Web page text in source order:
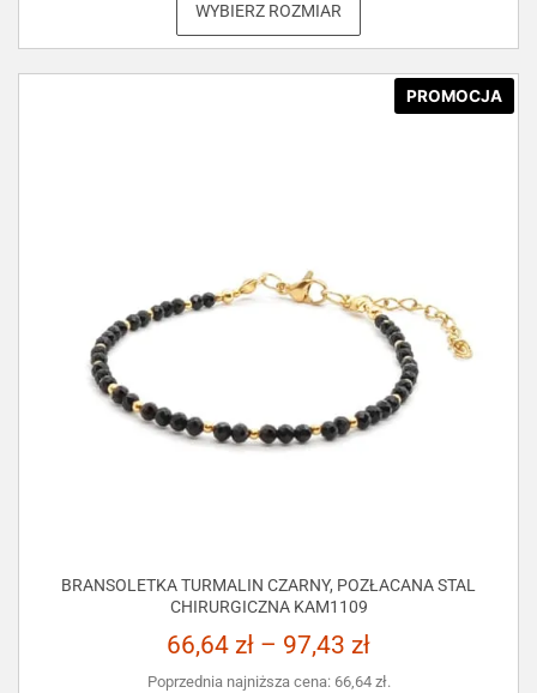
WYBIERZ ROZMIAR
PROMOCJA
BRANSOLETKA TURMALIN CZARNY, POZŁACANA STAL
CHIRURGICZNA KAM1109
66,64 zł – 97,43 zł
Poprzednia najniższa cena: 66,64 zł.